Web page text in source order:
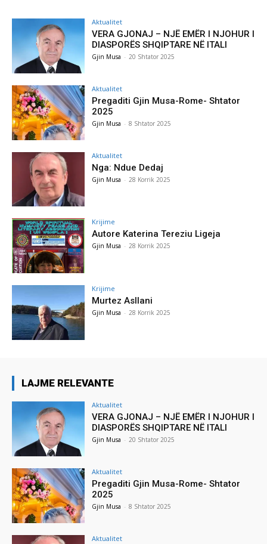
Aktualitet
VERA GJONAJ – NJË EMËR I NJOHUR I
DIASPORËS SHQIPTARE NË ITALI
Gjin Musa - 20 Shtator 2025
Aktualitet
Pregaditi Gjin Musa-Rome- Shtator
2025
Gjin Musa - 8 Shtator 2025
Aktualitet
Nga: Ndue Dedaj
Gjin Musa - 28 Korrik 2025
Krijime
Autore Katerina Tereziu Ligeja
Gjin Musa - 28 Korrik 2025
Krijime
Murtez Asllani
Gjin Musa - 28 Korrik 2025
LAJME RELEVANTE
Aktualitet
VERA GJONAJ – NJË EMËR I NJOHUR I
DIASPORËS SHQIPTARE NË ITALI
Gjin Musa - 20 Shtator 2025
Aktualitet
Pregaditi Gjin Musa-Rome- Shtator
2025
Gjin Musa - 8 Shtator 2025
Aktualitet